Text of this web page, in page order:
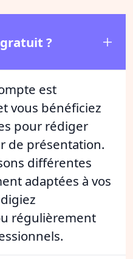
?
est
vous bénéficiez
pour rédiger
de présentation.
différentes
adaptées à vos
régulièrement